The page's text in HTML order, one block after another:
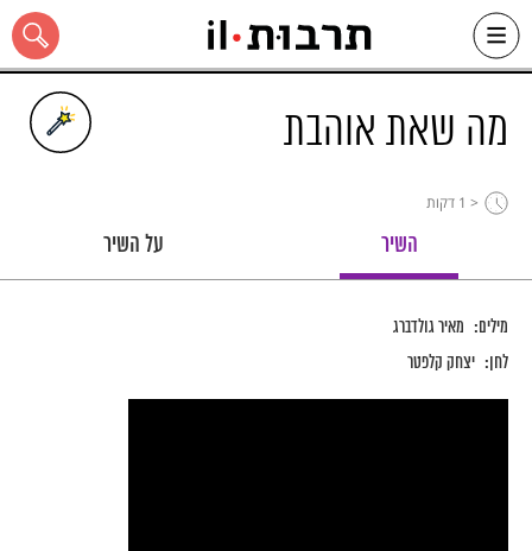
Skip
content
כל האתר
מה שאת אוהבת
< 1 דקות
השיר על השיר
מילים: מאיר גולדברג
לחן: יצחק קלפטר